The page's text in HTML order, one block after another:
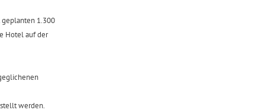
geplanten 1.300
Hotel auf der
werden.